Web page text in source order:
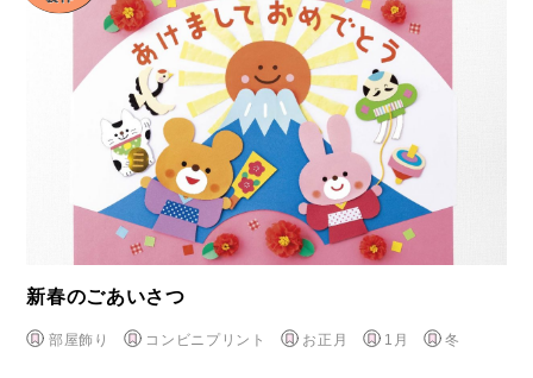
新春のごあいさつ
部屋飾り コンビニプリント お正月 1月 冬